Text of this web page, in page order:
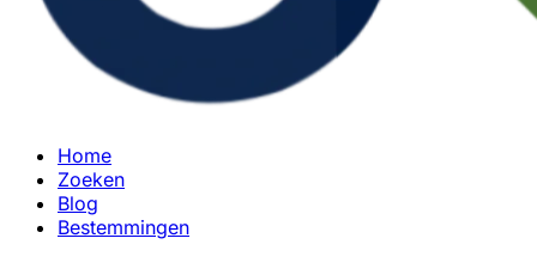
Home
Zoeken
Blog
Bestemmingen